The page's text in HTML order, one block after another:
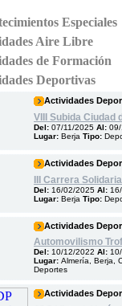
Especiales
Aire Libre
de Formación
Deportivas
Actividades
VIII Subida Ciudad
Del: 07/11/2025 Al:
Lugar: Berja Tipo:
Actividades
III Carrera
Del: 16/02/2025 Al:
Lugar: Berja Tipo:
Actividades
Automovilismo
Del: 10/12/2022 Al:
Lugar: Almería, Berja,
Deportes
Actividades